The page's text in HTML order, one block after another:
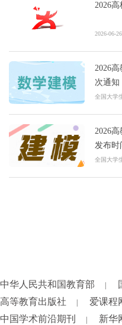
2026
2026-06-26
2026
次通知
全国大学
2026
发布时
全国大学
中华人民共和国教育部
高等教育出版社 爱课程
中国学术前沿期刊 新华